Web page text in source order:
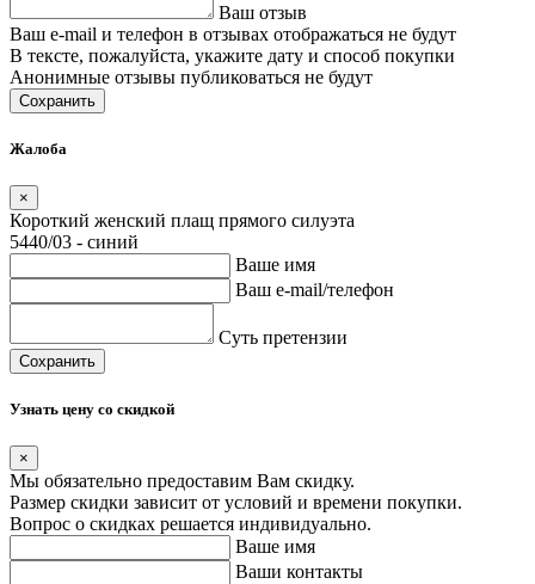
Ваш отзыв
Ваш e-mail и телефон в отзывах отображаться не будут
В тексте, пожалуйста, укажите дату и способ покупки
Анонимные отзывы публиковаться не будут
Сохранить
Жалоба
×
Короткий женский плащ прямого силуэта
5440/03 - синий
Ваше имя
Ваш e-mail/телефон
Суть претензии
Сохранить
Узнать цену со скидкой
×
Мы обязательно предоставим Вам скидку.
Размер скидки зависит от условий и времени покупки.
Вопрос о скидках решается индивидуально.
Ваше имя
Ваши контакты